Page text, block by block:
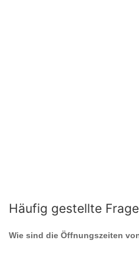
Häufig gestellte
Wie sind die Öffnungszeiten